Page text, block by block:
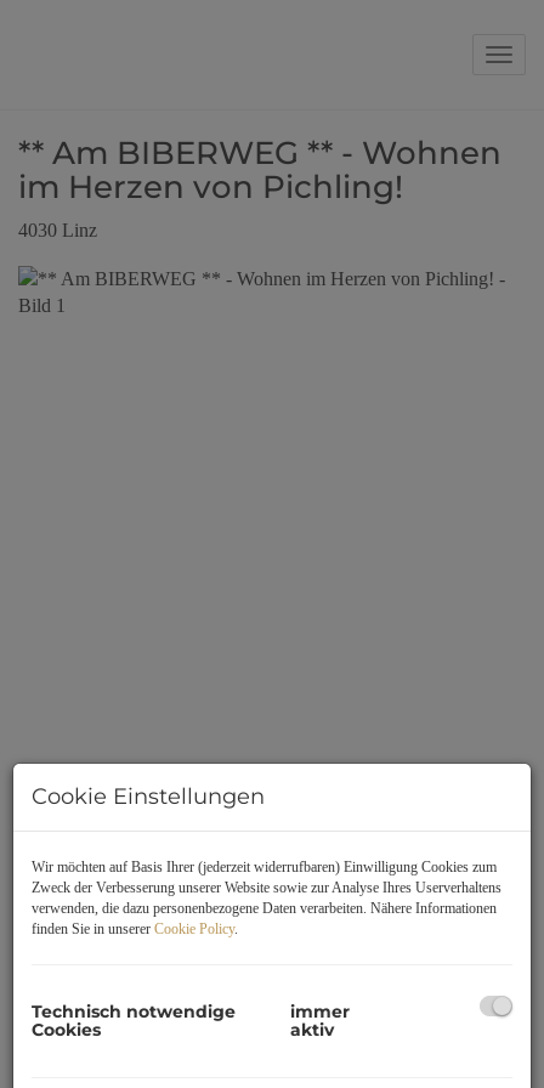
** Am BIBERWEG ** - Wohnen
im Herzen von Pichling!
4030 Linz
Beschreibung
Exklusives Wohnprojekt "BIBERWEG" in Top-Lage im
Living
In bester Lage, einer ruhigen Siedlungsgegend in Pichling,
Cookie Einstellungen
Wir möchten auf Basis Ihrer (jederzeit widerrufbaren) Einwilligung Cookies zum
Zweck der Verbesserung unserer Website sowie zur Analyse Ihres Userverhaltens
verwenden, die dazu personenbezogene Daten verarbeiten. Nähere Informationen
finden Sie in unserer Cookie Policy.
Technisch notwendige
Cookies
immer
aktiv